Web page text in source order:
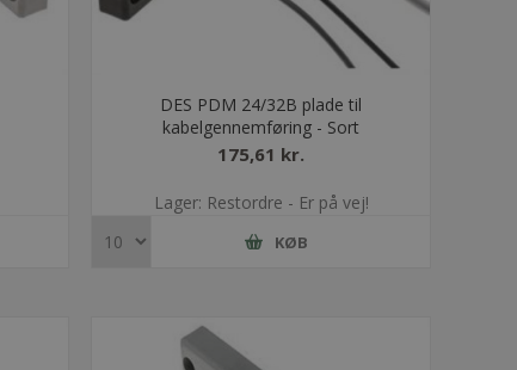
DES PDM 24/32B plade til
kabelgennemføring - Sort
175,61 kr.
Lager: Restordre - Er på vej!
KØB